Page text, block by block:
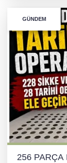
GÜNDEM
256 PARÇA